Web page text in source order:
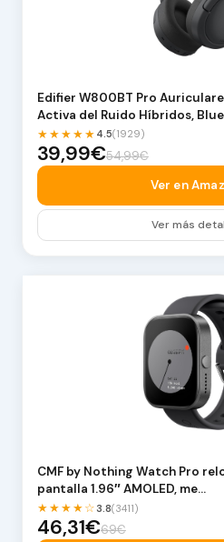
Edifier W800BT Pro
Activa del Ruido Híbridos,
★★★★★ 4.5(1929)
39,99€54,99€
Ver en
Ver más
CMF by Nothing Watch Pro
pantalla 1.96″ AMOLED, me…
★★★★☆3.8(3411)
46,31€69€